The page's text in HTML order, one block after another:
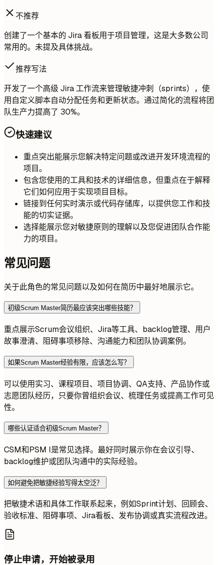
不推荐
创建了一个基本的 Jira 看板用于项目管理，这是大多数公司
常用的。未提及具体挑战。
推荐写法
开发了一个高级 Jira 工作流来管理敏捷冲刺（sprints），使
用自定义脚本自动分配任务和更新状态。通过简化的流程将团
队生产力提高了 30%。
快速建议
重点突出能展示您解决特定问题或改进开发环境流程的
项目。
包含您使用的工具和技术的详细信息，但重点在于解释
它们如何应用于实现项目目标。
链接到任何实时演示或代码存储库，以提供您工作和技
能的切实证据。
选择能展示您对敏捷原则的理解以及您促进团队合作能
力的项目。
常见问题
关于此角色的常见问题以及如何在简历中最好地展示它。
初级Scrum Master简历最应该突出哪些技能？
重点展示Scrum会议组织、Jira等工具、backlog管理、用户
故事澄清、阻碍事项移除、沟通能力和团队协调案例。
如果Scrum Master经验有限，应该怎么写？
可以使用实习、课程项目、项目协调、QA支持、产品协作或
志愿团队经历，只要你曾组织会议、梳理任务或提高工作可见
性。
哪些认证适合初级Scrum Master？
CSM和PSM I是常见选择。最好同时展示你在会议引导、
backlog维护或团队沟通中的实际经验。
如何避免把敏捷经验写得太空泛？
把敏捷术语和具体工作联系起来，例如Sprint计划、回顾会、
验收标准、阻碍事项、Jira看板、发布协调或真实流程改进。
停止申请，开始被录用